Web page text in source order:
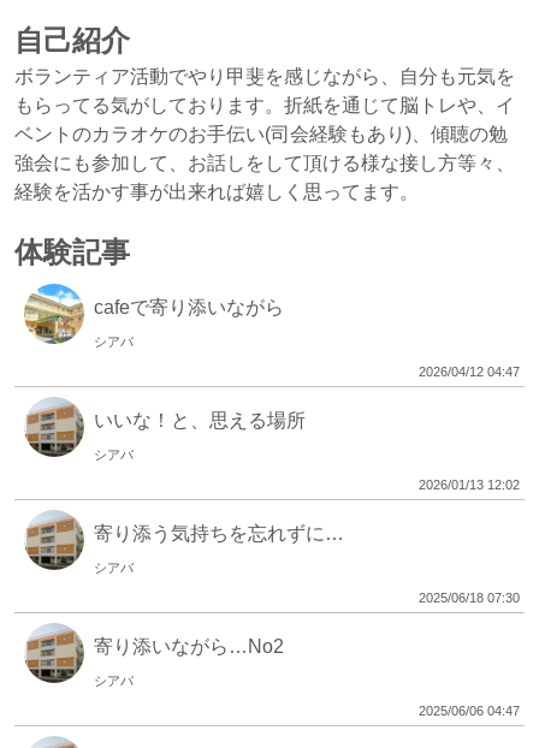
自己紹介
ボランティア活動でやり甲斐を感じながら、自分も元気を
もらってる気がしております。折紙を通じて脳トレや、イ
ベントのカラオケのお手伝い(司会経験もあり)、傾聴の勉
強会にも参加して、お話しをして頂ける様な接し方等々、
経験を活かす事が出来れば嬉しく思ってます。
体験記事
cafeで寄り添いながら
シアバ
2026/04/12 04:47
いいな！と、思える場所
シアバ
2026/01/13 12:02
寄り添う気持ちを忘れずに…
シアバ
2025/06/18 07:30
寄り添いながら…No2
シアバ
2025/06/06 04:47